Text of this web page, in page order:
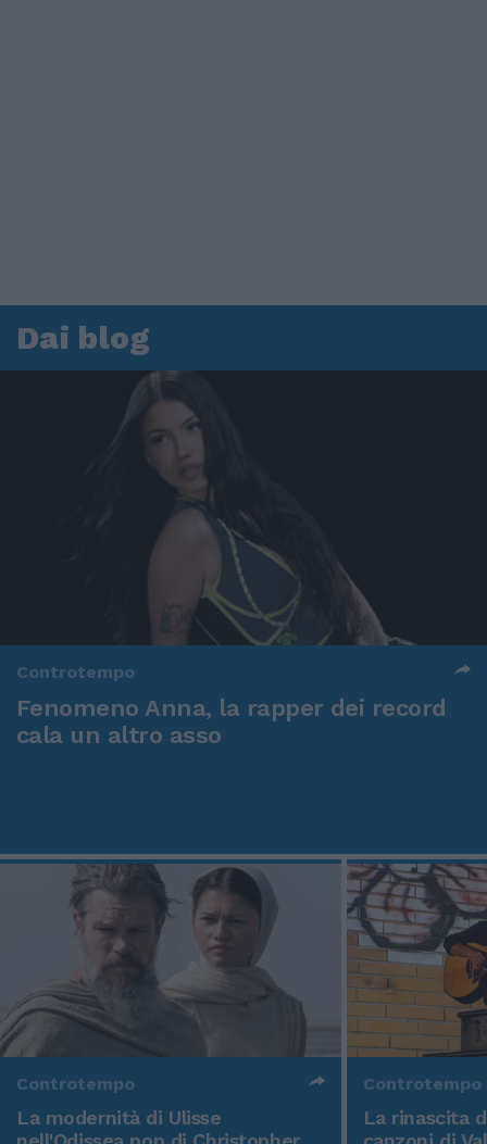
Dai blog
Controtempo
Fenomeno Anna, la rapper dei record
cala un altro asso
Controtempo
La modernità di Ulisse
Controtempo
La rinascita